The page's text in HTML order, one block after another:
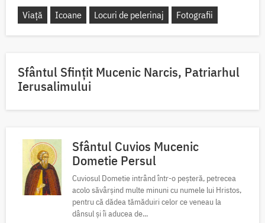
Viață Icoane Locuri de pelerinaj Fotografii
Sfântul Sfinţit Mucenic Narcis, Patriarhul
Ierusalimului
Sfântul Cuvios Mucenic
Dometie Persul
Cuviosul Dometie intrând într-o peșteră, petrecea
acolo săvârșind multe minuni cu numele lui Hristos,
pentru că dădea tămăduiri celor ce veneau la
dânsul și îi aducea de...